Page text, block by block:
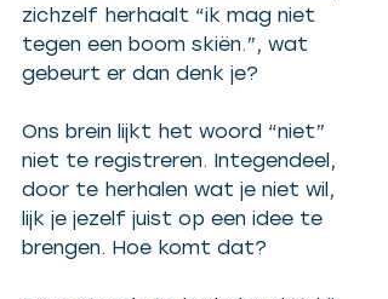
zichzelf herhaalt “ik mag niet
tegen een boom skiën.”, wat
gebeurt er dan denk je?
Ons brein lijkt het woord “niet”
niet te registreren. Integendeel,
door te herhalen wat je niet wil,
lijk je jezelf juist op een idee te
brengen. Hoe komt dat?